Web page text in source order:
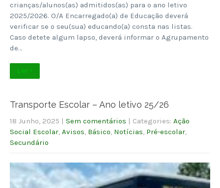
crianças/alunos(as) admitidos(as) para o ano letivo
2025/2026. O/A Encarregado(a) de Educação deverá
verificar se o seu(sua) educando(a) consta nas listas.
Caso detete algum lapso, deverá informar o Agrupamento
de…
Ler +
Transporte Escolar – Ano letivo 25/26
18 Junho, 2025 | Sem comentários | Categories: Ação
Social Escolar, Avisos, Básico, Notícias, Pré-escolar,
Secundário